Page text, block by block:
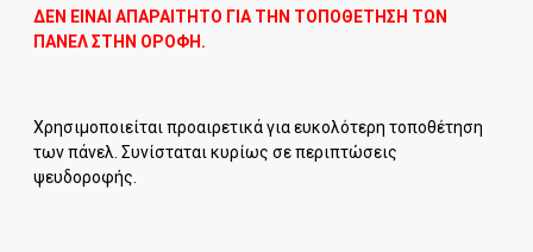
ΔΕΝ ΕΙΝΑΙ ΑΠΑΡΑΙΤΗΤΟ ΓΙΑ ΤΗΝ ΤΟΠΟΘΕΤΗΣΗ ΤΩΝ
ΠΑΝΕΛ ΣΤΗΝ ΟΡΟΦΗ.
Χρησιμοποιείται προαιρετικά για ευκολότερη τοποθέτηση
των πάνελ. Συνίσταται κυρίως σε περιπτώσεις
ψευδοροφής.